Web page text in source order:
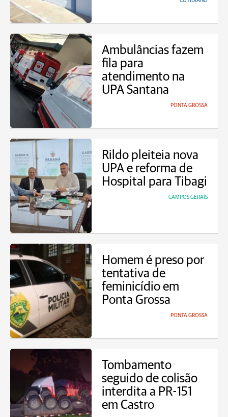
Ambulâncias fazem
fila para
atendimento na
UPA Santana
PONTA GROSSA
Rildo pleiteia nova
UPA e reforma de
Hospital para Tibagi
CAMPOS GERAIS
Homem é preso por
tentativa de
feminicídio em
Ponta Grossa
PONTA GROSSA
Tombamento
seguido de colisão
interdita a PR-151
em Castro